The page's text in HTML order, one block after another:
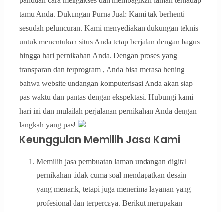
tamu Anda. Dukungan Purna Jual: Kami tak berhenti
sesudah peluncuran. Kami menyediakan dukungan teknis
untuk menentukan situs Anda tetap berjalan dengan bagus
hingga hari pernikahan Anda. Dengan proses yang
transparan dan terprogram , Anda bisa merasa hening
bahwa website undangan komputerisasi Anda akan siap
pas waktu dan pantas dengan ekspektasi. Hubungi kami
hari ini dan mulailah perjalanan pernikahan Anda dengan
langkah yang pas!
Keunggulan Memilih Jasa Kami
Memilih jasa pembuatan laman undangan digital
pernikahan tidak cuma soal mendapatkan desain
yang menarik, tetapi juga menerima layanan yang
profesional dan terpercaya. Berikut merupakan